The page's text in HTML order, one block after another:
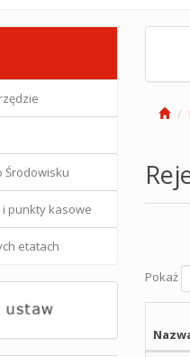
Środowisku
punkty kasowe
etatach
Pokaż